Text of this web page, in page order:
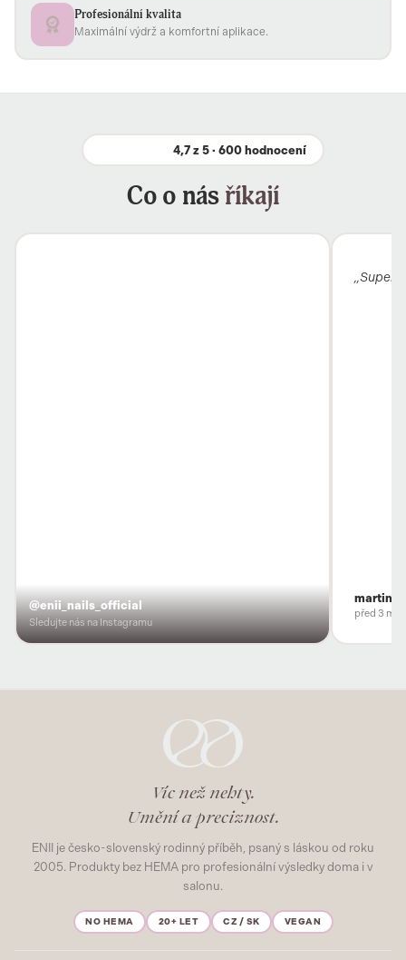
Profesionální kvalita
Maximální výdrž a komfortní aplikace.
4,7 z 5 · 600 hodnocení
Co o násříkají
@enii_nails_official
Sledujte nás na Instagramu
„Super
před 3
Víc než nehty.
Umění a preciznost.
ENII je česko-slovenský rodinný příběh, psaný s láskou od roku
2005. Produkty bez HEMA pro profesionální výsledky doma i v
salonu.
NO HEMA 20+ LET CZ / SK VEGAN